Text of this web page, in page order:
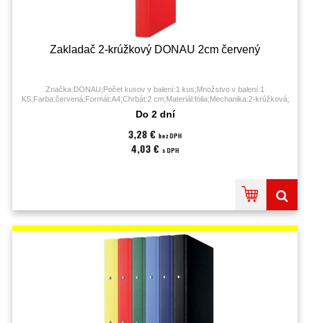
Zakladač 2-krúžkový DONAU 2cm červený
Značka:DONAU;Počet kusov v balení:1 kus;Množstvo v balení:1
KS;Farba:červená;Formát:A4;Chrbát:2 cm;Materiál:fólia;Mechanika:2-krúžková;
Do 2 dní
3,28 € bez DPH
4,03 € s DPH